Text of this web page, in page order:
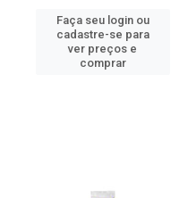
Faça seu login ou
cadastre-se para
ver preços e
comprar